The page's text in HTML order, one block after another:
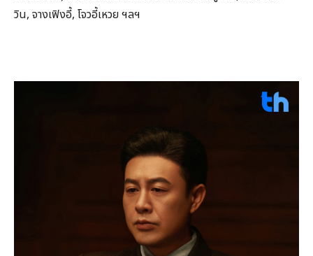
วิน, จางเฟิงอี้, โจวอี้เหวย ฯลฯ